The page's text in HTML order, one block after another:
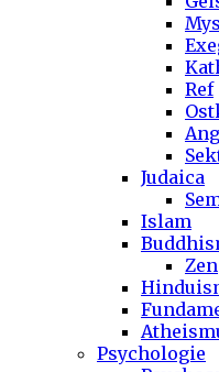
Ref
Judaica
Islam
Zen
Psychologie